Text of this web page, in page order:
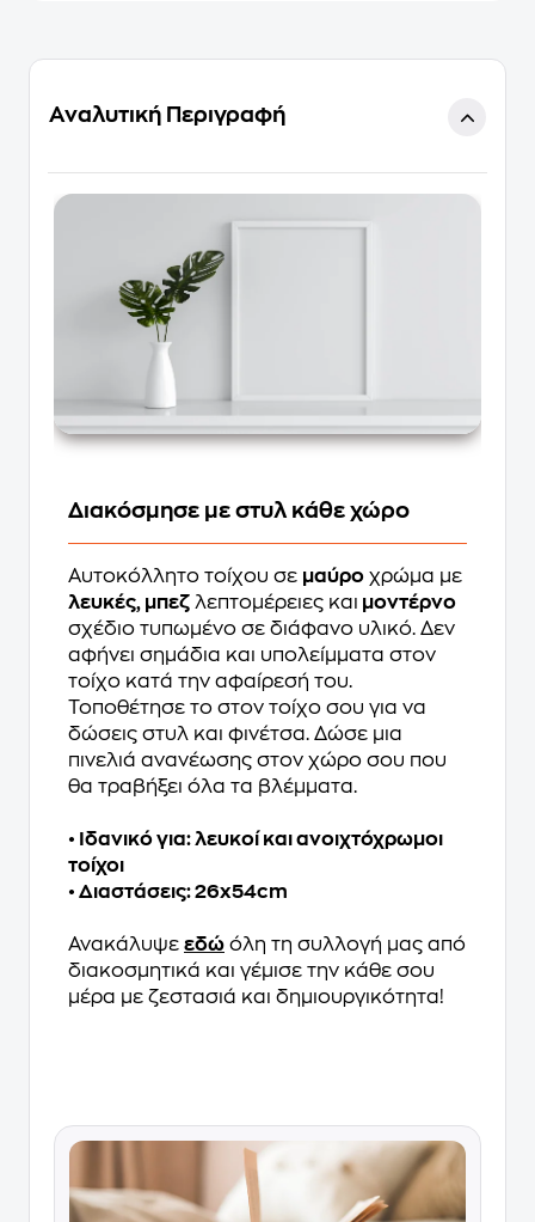
Αναλυτική Περιγραφή
Διακόσμησε με στυλ κάθε χώρο
Αυτοκόλλητο τοίχου σε μαύρο χρώμα με
λευκές, μπεζ λεπτομέρειες και μοντέρνο
σχέδιο τυπωμένο σε διάφανο υλικό. Δεν
αφήνει σημάδια και υπολείμματα στον
τοίχο κατά την αφαίρεσή του.
Τοποθέτησε το στον τοίχο σου για να
δώσεις στυλ και φινέτσα. Δώσε μια
πινελιά ανανέωσης στον χώρο σου που
θα τραβήξει όλα τα βλέμματα.
• Ιδανικό για: λευκοί και ανοιχτόχρωμοι
τοίχοι
• Διαστάσεις: 26x54cm
Ανακάλυψε εδώ όλη τη συλλογή μας από
διακοσμητικά και γέμισε την κάθε σου
μέρα με ζεστασιά και δημιουργικότητα!